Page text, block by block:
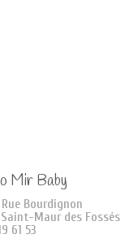
Mir Baby
Bourdignon
Saint-Maur des Fossés
61 53